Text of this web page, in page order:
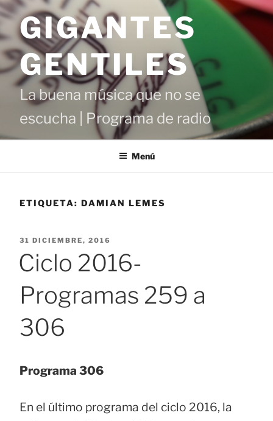
Saltar
contenido
GIGANTES
GENTILES
La buena música que no se
escucha | Programa de radio
Menú
ETIQUETA: DAMIAN LEMES
PUBLICADO
31 DICIEMBRE, 2016
Ciclo 2016-
Programas 259 a
306
Programa 306
En el último programa del ciclo 2016, la